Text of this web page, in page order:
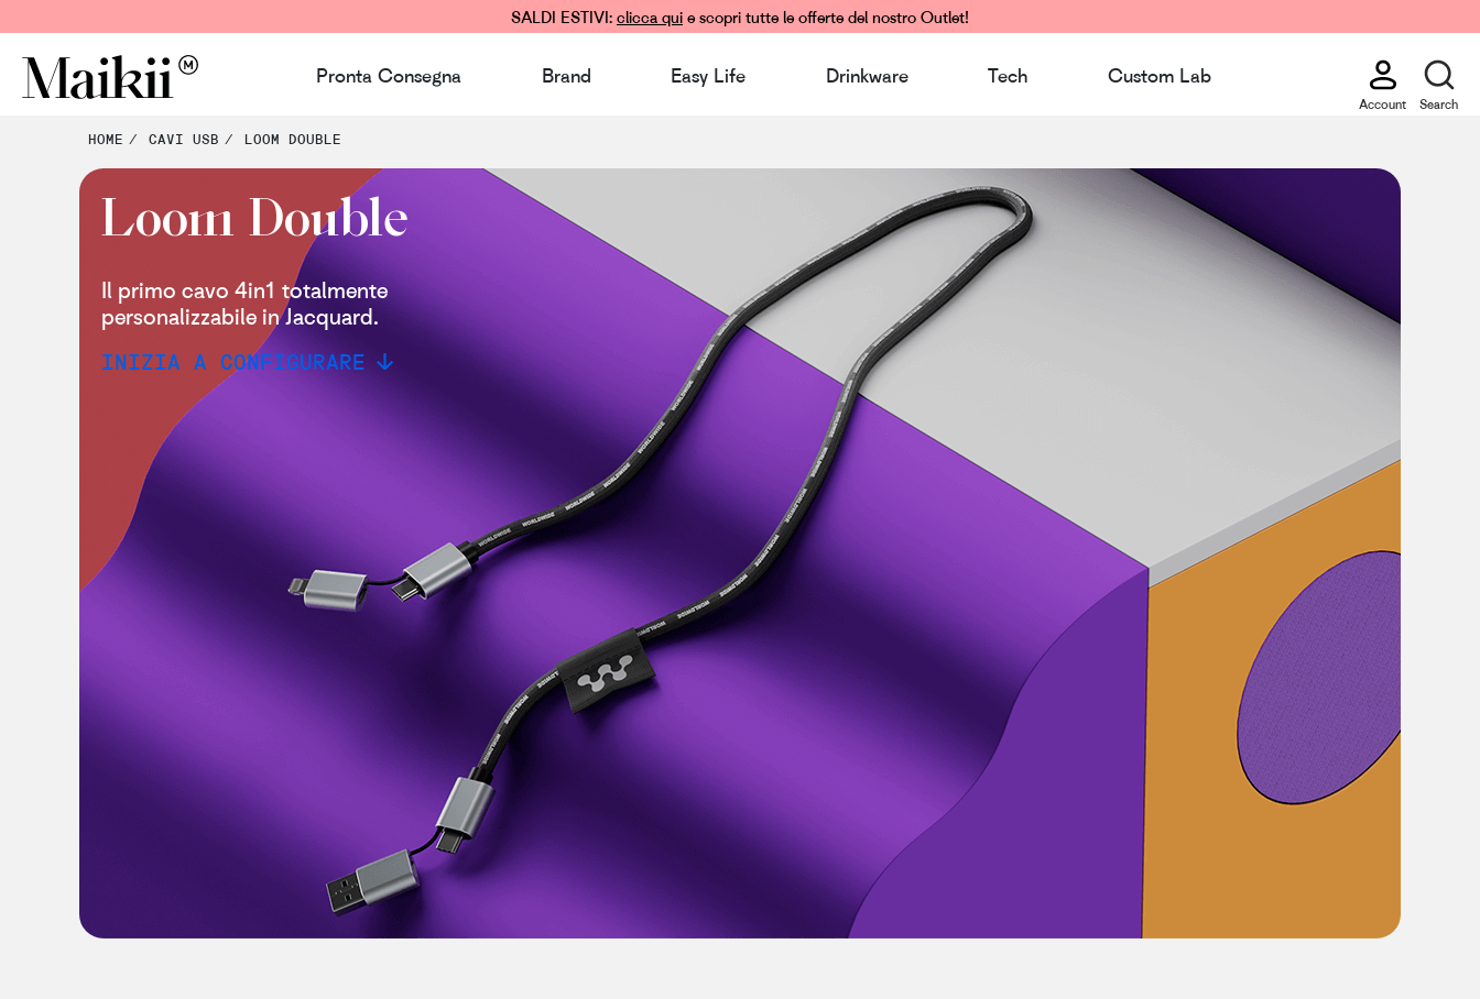
SALDI ESTIVI: clicca qui e scopri tutte le offerte del nostro Outlet!
Pronta Consegna Brand Easy Life Drinkware Tech Custom Lab
Account Search
HOME CAVI USB LOOM DOUBLE
Loom Double
Il primo cavo 4in1 totalmente
personalizzabile in Jacquard.
INIZIA A CONFIGURARE